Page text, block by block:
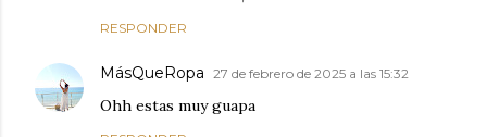
RESPONDER
MásQueRopa 27 de febrero de 2025 a las 15:32
Ohh estas muy guapa